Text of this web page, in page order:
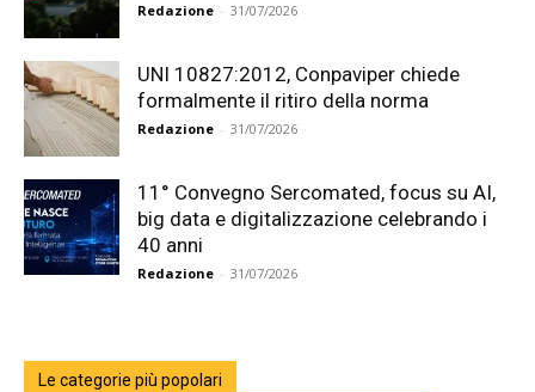
Redazione - 31/07/2026
UNI 10827:2012, Conpaviper chiede
formalmente il ritiro della norma
Redazione - 31/07/2026
11° Convegno Sercomated, focus su AI,
big data e digitalizzazione celebrando i
40 anni
Redazione - 31/07/2026
Le categorie più popolari